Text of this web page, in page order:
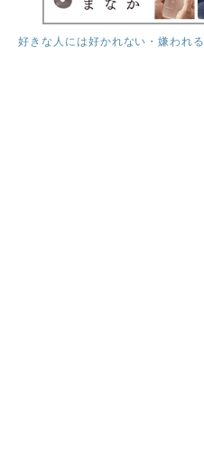
好きな人には好かれない・嫌われる